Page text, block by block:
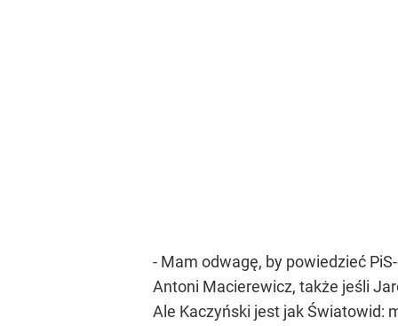
- Mam odwagę, by powiedzieć
Antoni Macierewicz, także jeśli
Ale Kaczyński jest jak Światowid: